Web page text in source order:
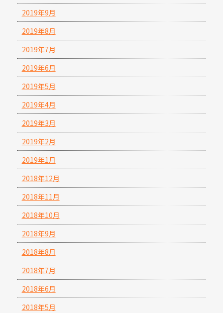
2019年9月
2019年8月
2019年7月
2019年6月
2019年5月
2019年4月
2019年3月
2019年2月
2019年1月
2018年12月
2018年11月
2018年10月
2018年9月
2018年8月
2018年7月
2018年6月
2018年5月